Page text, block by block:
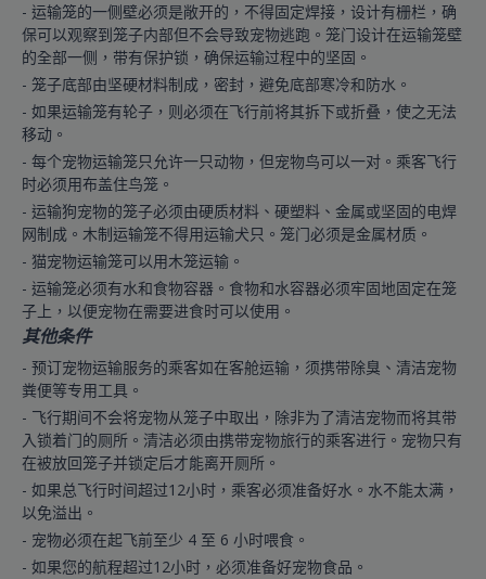
- 运输笼的一侧壁必须是敞开的，不得固定焊接，设计有栅栏，确
保可以观察到笼子内部但不会导致宠物逃跑。笼门设计在运输笼壁
的全部一侧，带有保护锁，确保运输过程中的坚固。
- 笼子底部由坚硬材料制成，密封，避免底部寒冷和防水。
- 如果运输笼有轮子，则必须在飞行前将其拆下或折叠，使之无法
移动。
- 每个宠物运输笼只允许一只动物，但宠物鸟可以一对。乘客飞行
时必须用布盖住鸟笼。
- 运输狗宠物的笼子必须由硬质材料、硬塑料、金属或坚固的电焊
网制成。木制运输笼不得用运输犬只。笼门必须是金属材质。
- 猫宠物运输笼可以用木笼运输。
- 运输笼必须有水和食物容器。食物和水容器必须牢固地固定在笼
子上，以便宠物在需要进食时可以使用。
其他条件
- 预订宠物运输服务的乘客如在客舱运输，须携带除臭、清洁宠物
粪便等专用工具。
- 飞行期间不会将宠物从笼子中取出，除非为了清洁宠物而将其带
入锁着门的厕所。清洁必须由携带宠物旅行的乘客进行。宠物只有
在被放回笼子并锁定后才能离开厕所。
- 如果总飞行时间超过12小时，乘客必须准备好水。水不能太满，
以免溢出。
- 宠物必须在起飞前至少 4 至 6 小时喂食。
- 如果您的航程超过12小时，必须准备好宠物食品。